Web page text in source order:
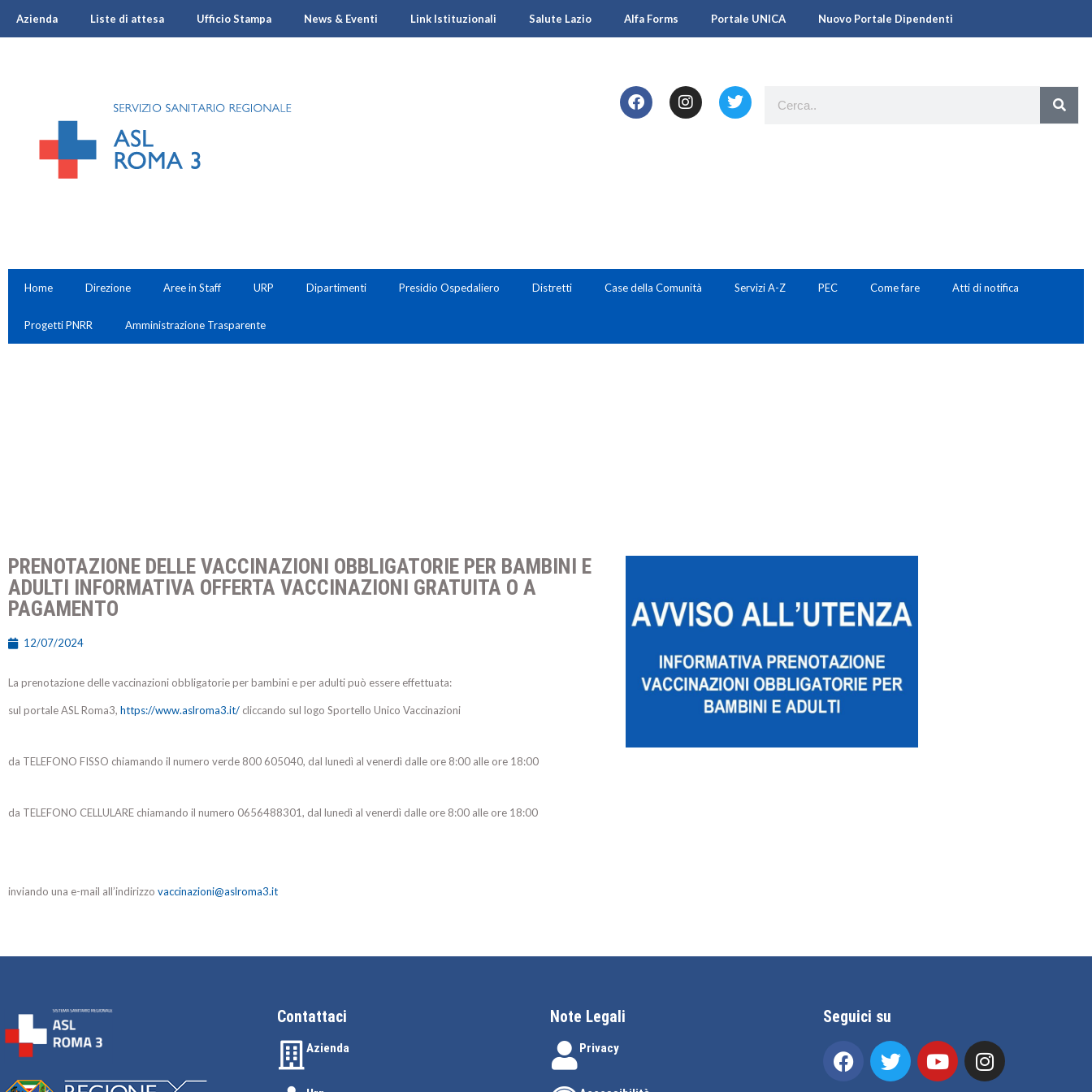
Azienda Liste di attesa Ufficio Stampa News & Eventi Link Istituzionali Salute Lazio Alfa Forms Portale UNICA Nuovo Portale Dipendenti
Home Direzione Aree in Staff URP Dipartimenti Presidio Ospedaliero Distretti Case della Comunità Servizi A-Z PEC Come fare Atti di notifica
Progetti PNRR Amministrazione Trasparente
PRENOTAZIONE DELLE VACCINAZIONI OBBLIGATORIE PER BAMBINI E
ADULTI INFORMATIVA OFFERTA VACCINAZIONI GRATUITA O A
PAGAMENTO
12/07/2024
La prenotazione delle vaccinazioni obbligatorie per bambini e per adulti può essere effettuata:
sul portale ASL Roma3, https://www.aslroma3.it/ cliccando sul logo Sportello Unico Vaccinazioni
da TELEFONO FISSO chiamando il numero verde 800 605040, dal lunedì al venerdì dalle ore 8:00 alle ore 18:00
da TELEFONO CELLULARE chiamando il numero 0656488301, dal lunedì al venerdì dalle ore 8:00 alle ore 18:00
inviando una e-mail all’indirizzo vaccinazioni@aslroma3.it
Contattaci
Azienda
Note Legali
Privacy
Seguici su